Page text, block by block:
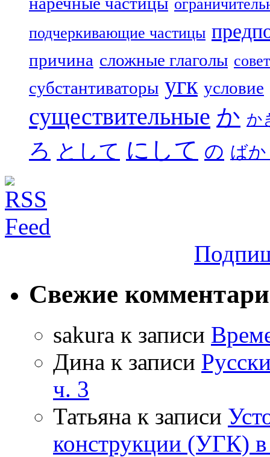
подчеркивающие частицы
причина сложные глаголы совет
субстантиваторы угк условие
существительные か か
ろ として にして の ば
Свежие
sakura к записи
Дина к записи
ч. 3
Татьяна к записи
конструкции (УГК) в